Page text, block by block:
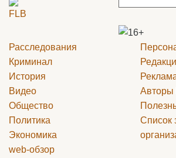
Расследования
Криминал
История
Видео
Общество
Политика
Экономика
web-обзор
Авторы
Список